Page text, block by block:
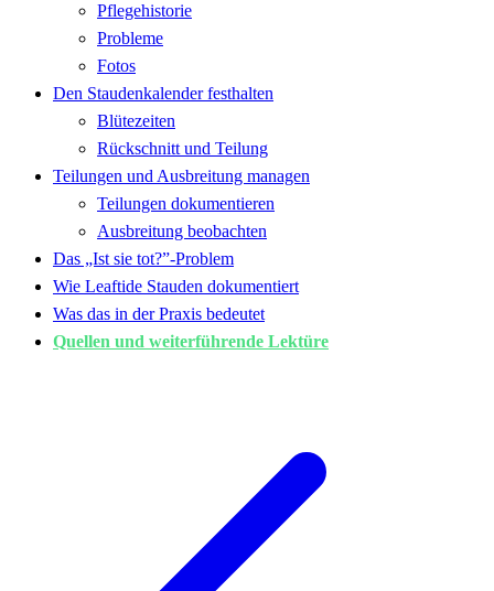
Pflegehistorie
Probleme
Fotos
Den Staudenkalender festhalten
Blütezeiten
Rückschnitt und Teilung
Teilungen und Ausbreitung managen
Teilungen dokumentieren
Ausbreitung beobachten
Das „Ist sie tot?”-Problem
Wie Leaftide Stauden dokumentiert
Was das in der Praxis bedeutet
Quellen und weiterführende Lektüre